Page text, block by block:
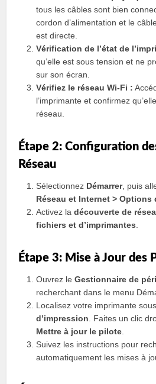
tous les câbles sont bien
cordon d’alimentation et le
est directe.
Vérification de l’état de
qu’elle est sous tension et ne
sur son écran.
Vérifiez le réseau Wi-Fi :
l’imprimante et confirmez
réseau.
Étape 2: Configuration
Réseau
Sélectionnez Démarrer, puis
Réseau et Internet > Options
Activez ladécouverte de
fichiers et d’imprimantes
Étape 3: Mise à Jour des
Ouvrez leGestionnaire de
recherchant dans le menu
Localisez votre imprimante sous
d’impression . Faites un clic
Mettre à jour le pilote
Suivez les instructions pour
automatiquement les mises à